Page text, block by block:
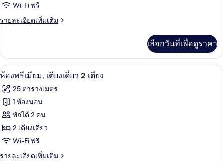
เตียง
(Fitness)
เอ็ก
เซก
ทีฟ,
เตียง
เดี่ยว
2
เตียง
Wi-Fi ฟรี
รายละเอียดเพิ่มเติม
ราย
เกี่ยว
กับ
ห้อง
เซก
คิว
เตียง
เดี่ยว
เตียง
เลือกวันที่เพื่อดูราคา
เปิด
ภาพถ่าย
ทั้งหมด
ของ
ห้อง
พรีเมียม,
เตียง
เครื่องนอนระดับพรีเมียม, ตู้นิรภัยใน
8
ห้องพรีเมียม, เตียงเดี่ยว 2 เตียง
25 ตารางเมตร
1 ห้องนอน
พักได้ 2 คน
2 เตียงเดี่ยว
Wi-Fi ฟรี
รายละเอียดเพิ่มเติม
ราย